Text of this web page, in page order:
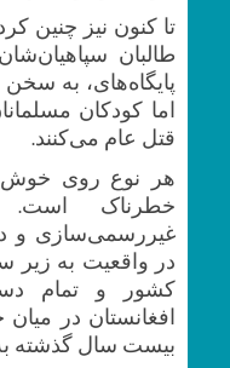
تا کنون نیز چنین
طالبان
پایگاه‌های، به
اما کودکان
قتل عام می‌کنند.
هر نوع روی خوش
خطرناک
غیر‌رسمی‌سازی و
در واقعیت به
کشور و تمام
افغانستان در
بیست سال گذشته